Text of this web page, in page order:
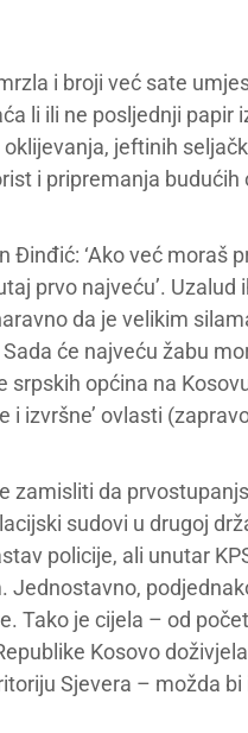
i broji već sate
li ili ne posljednji papir
jeftinih
i pripremanja
Đinđić: ‘Ako već moraš
prvo najveću’.
da je velikim
će najveću žabu
srpskih općina na
i izvršne’ ovlasti
zamisliti da
sudovi u drugoj
policije, ali unutar
Jednostavno,
Tako je cijela – od
Kosovo
Sjevera – možda bi